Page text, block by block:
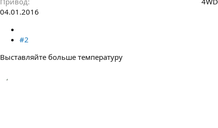
04.01.2016
#2
Выставляйте больше температуру